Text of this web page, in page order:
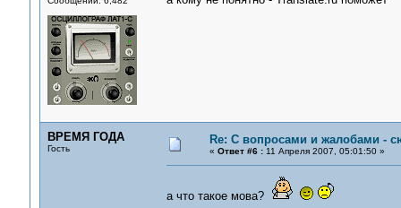
ВРЕМЯ ГОДА
Гость
Re: С вопросами и жалобами -
« Ответ #6 :11 Апреля 2007, 05:01:50 »
а что такое мова?